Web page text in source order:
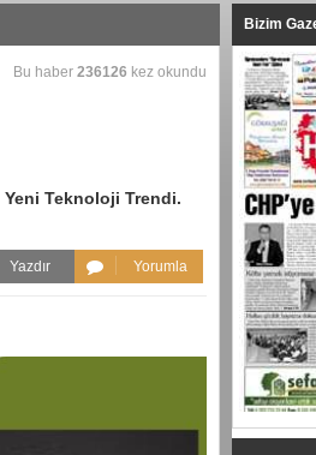
Bu haber 236126 kez okundu
Yeni Teknoloji Trendi.
Yazdır Yorumla
Bizim